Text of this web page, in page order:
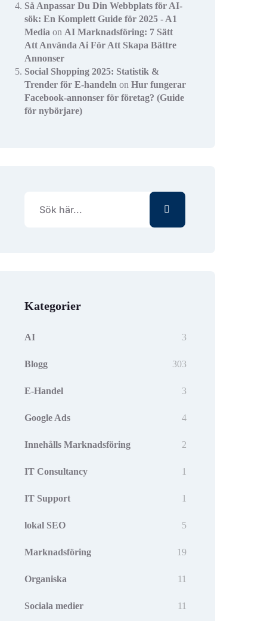
Så Anpassar Du Din Webbplats för AI-
sök: En Komplett Guide för 2025 - A1
Media on AI Marknadsföring: 7 Sätt
Att Använda Ai För Att Skapa Bättre
Annonser
Social Shopping 2025: Statistik &
Trender för E-handeln on Hur fungerar
Facebook-annonser för företag? (Guide
för nybörjare)
Kategorier
AI 3
Blogg 303
E-Handel 3
Google Ads 4
Innehålls Marknadsföring 2
IT Consultancy 1
IT Support 1
lokal SEO 5
Marknadsföring 19
Organiska 11
Sociala medier 11